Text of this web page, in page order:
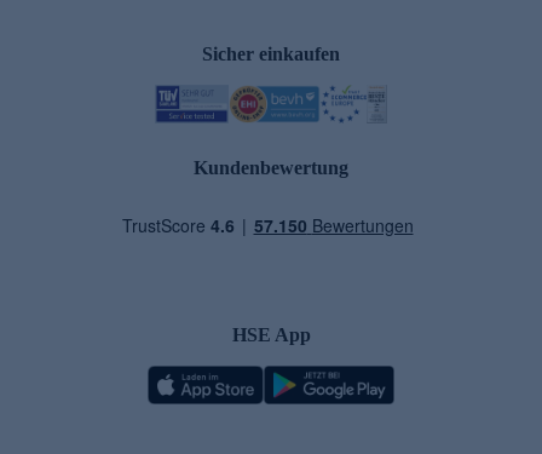
Sicher einkaufen
Kundenbewertung
HSE App